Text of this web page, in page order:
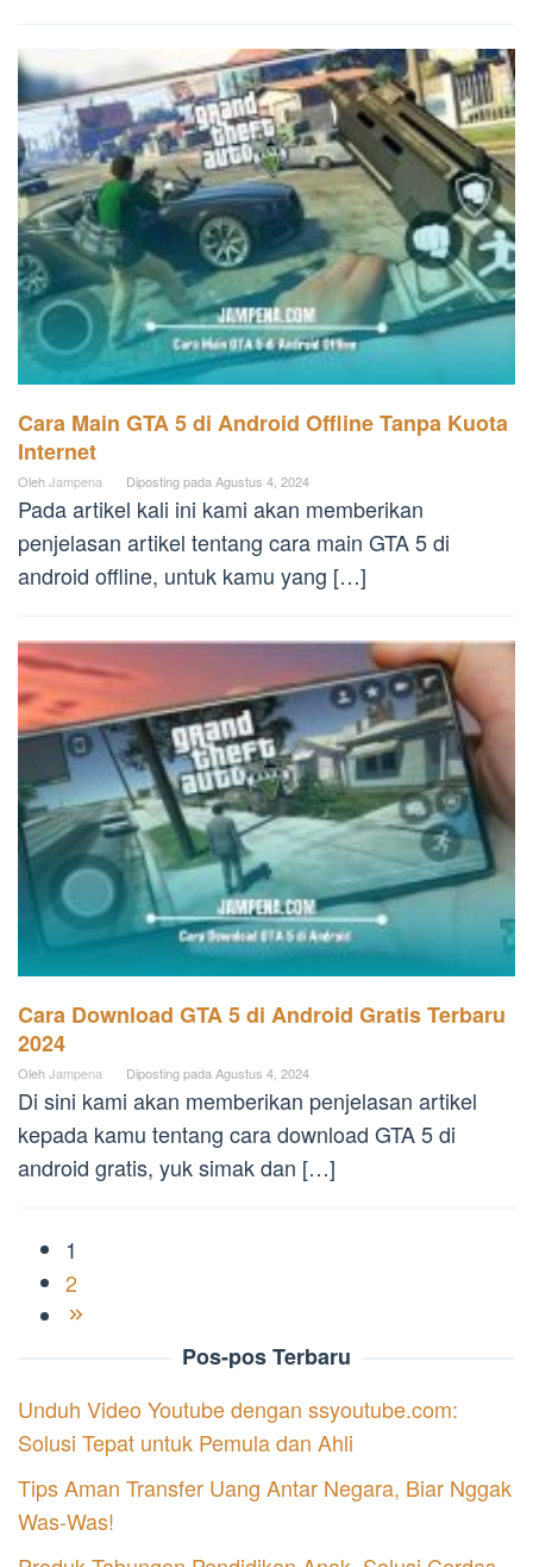
Cara Main GTA 5 di Android Offline Tanpa Kuota
Internet
OlehJampena Diposting pada Agustus 4, 2024
Pada artikel kali ini kami akan memberikan
penjelasan artikel tentang cara main GTA 5 di
android offline, untuk kamu yang […]
Cara Download GTA 5 di Android Gratis Terbaru
2024
OlehJampena Diposting pada Agustus 4, 2024
Di sini kami akan memberikan penjelasan artikel
kepada kamu tentang cara download GTA 5 di
android gratis, yuk simak dan […]
1
2
Pos-pos Terbaru
Unduh Video Youtube dengan ssyoutube.com:
Solusi Tepat untuk Pemula dan Ahli
Tips Aman Transfer Uang Antar Negara, Biar Nggak
Was-Was!